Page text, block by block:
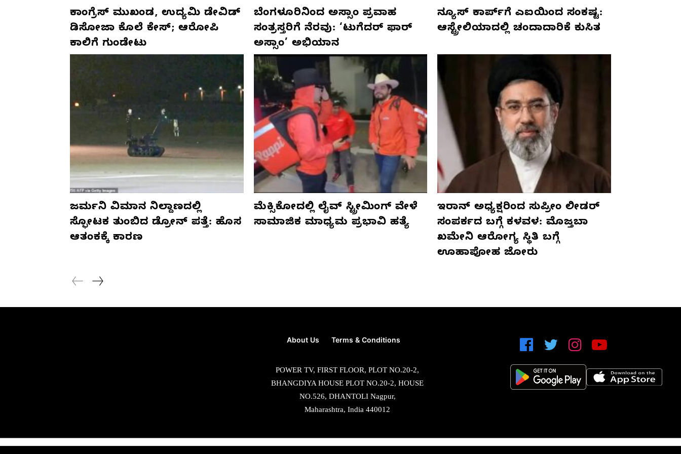
ಕಾಂಗ್ರೆಸ್‌ ಮುಖಂಡ, ಉದ್ಯಮಿ ಡೇವಿಡ್‌
ಡಿಸೋಜಾ ಕೊಲೆ ಕೇಸ್;‌ ಆರೋಪಿ
ಕಾಲಿಗೆ ಗುಂಡೇಟು
ಬೆಂಗಳೂರಿನಿಂದ ಅಸ್ಸಾಂ ಪ್ರವಾಹ
ಸಂತ್ರಸ್ತರಿಗೆ ನೆರವು: ‘ಟುಗೆದರ್ ಫಾರ್
ಅಸ್ಸಾಂ’ ಅಭಿಯಾನ
ನ್ಯೂಸ್ ಕಾರ್ಪ್‌ಗೆ ಎಐಯಿಂದ ಸಂಕಷ್ಟ:
ಆಸ್ಟ್ರೇಲಿಯಾದಲ್ಲಿ ಚಂದಾದಾರಿಕೆ ಕುಸಿತ
ಜರ್ಮನಿ ವಿಮಾನ ನಿಲ್ದಾಣದಲ್ಲಿ
ಸ್ಫೋಟಕ ತುಂಬಿದ ಡ್ರೋನ್ ಪತ್ತೆ: ಹೊಸ
ಆತಂಕಕ್ಕೆ ಕಾರಣ
ಮೆಕ್ಸಿಕೋದಲ್ಲಿ ಲೈವ್ ಸ್ಟ್ರೀಮಿಂಗ್ ವೇಳೆ
ಸಾಮಾಜಿಕ ಮಾಧ್ಯಮ ಪ್ರಭಾವಿ ಹತ್ಯೆ
ಇರಾನ್ ಅಧ್ಯಕ್ಷರಿಂದ ಸುಪ್ರೀಂ ಲೀಡರ್
ಸಂಪರ್ಕದ ಬಗ್ಗೆ ಕಳವಳ: ಮೊಜ್ತಬಾ
ಖಮೇನಿ ಆರೋಗ್ಯ ಸ್ಥಿತಿ ಬಗ್ಗೆ
ಊಹಾಪೋಹ ಜೋರು
About Us Terms & Conditions
POWER TV, FIRST FLOOR, PLOT NO.20-2,
BHANGDIYA HOUSE PLOT NO.20-2, HOUSE
NO.526, DHANTOLI Nagpur,
Maharashtra, India 440012